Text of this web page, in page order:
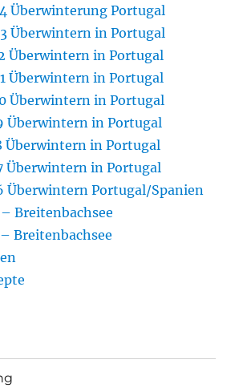
Überwinterung Portugal
Überwintern in Portugal
Überwintern in Portugal
Überwintern in Portugal
Überwintern in Portugal
Überwintern in Portugal
Überwintern in Portugal
Überwintern in Portugal
Überwintern Portugal/Spanien
Breitenbachsee
Breitenbachsee